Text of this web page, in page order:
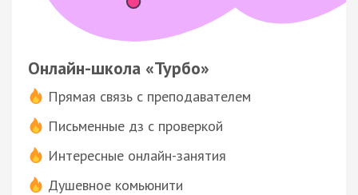
Онлайн-школа «Турбо»
Прямая связь с преподавателем
Письменные дз с проверкой
Интересные онлайн-занятия
Душевное комьюнити